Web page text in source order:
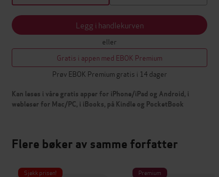
Legg i handlekurven
eller
Gratis i appen med EBOK Premium
Prøv EBOK Premium gratis i 14 dager
Kan leses i våre gratis apper for iPhone/iPad og Android, i
webleser for Mac/PC, i iBooks, på Kindle og PocketBook
Flere bøker av samme forfatter
Sjekk prisen! Premium